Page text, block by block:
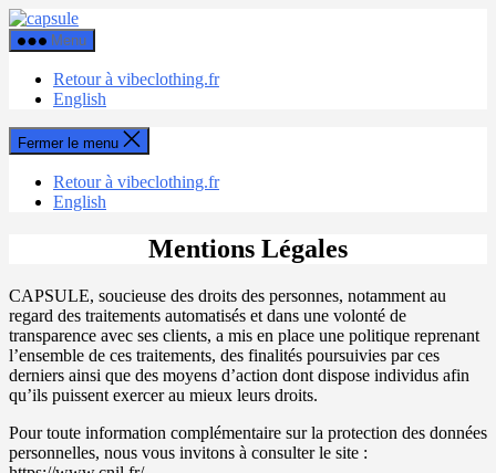
Aller
au
contenu
Capsule
Menu
Retour à vibeclothing.fr
English
Fermer le menu
Retour à vibeclothing.fr
English
Mentions Légales
CAPSULE, soucieuse des droits des personnes, notamment au
regard des traitements automatisés et dans une volonté de
transparence avec ses clients, a mis en place une politique reprenant
l’ensemble de ces traitements, des finalités poursuivies par ces
derniers ainsi que des moyens d’action dont dispose individus afin
qu’ils puissent exercer au mieux leurs droits.
Pour toute information complémentaire sur la protection des données
personnelles, nous vous invitons à consulter le site :